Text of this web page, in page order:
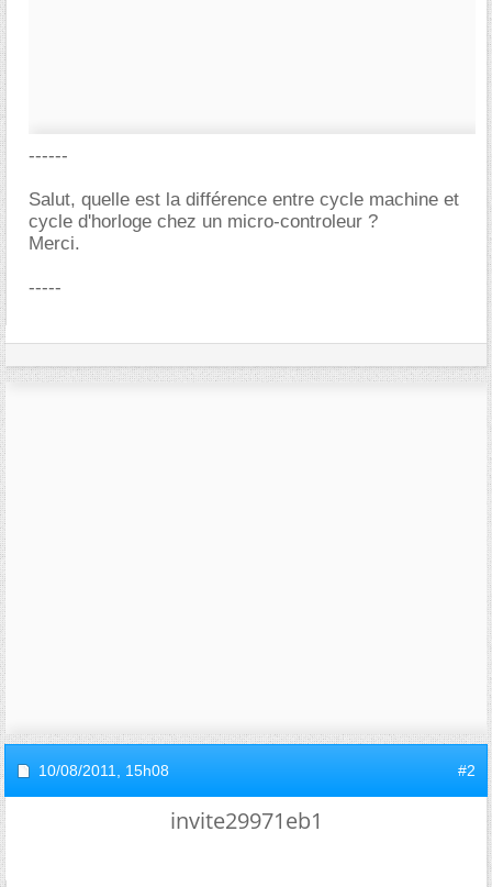
------
Salut, quelle est la différence entre cycle machine et
cycle d'horloge chez un micro-controleur ?
Merci.
-----
10/08/2011, 15h08 #2
invite29971eb1